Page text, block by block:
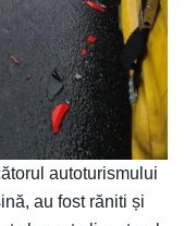
autoturismului
au fost răniti și